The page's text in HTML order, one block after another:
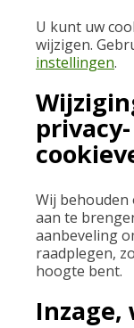
U kunt uw
wijzigen.
instellingen.
Wij
aan te
aanbeveling
raadplegen,
hoogte bent.
Inzage,